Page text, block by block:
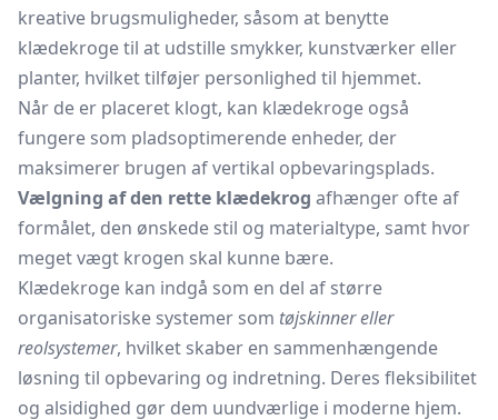
kreative brugsmuligheder, såsom at benytte
klædekroge til at udstille smykker, kunstværker eller
planter, hvilket tilføjer personlighed til hjemmet.
Når de er placeret klogt, kan klædekroge også
fungere som pladsoptimerende enheder, der
maksimerer brugen af vertikal opbevaringsplads.
Vælgning af den rette klædekrog afhænger ofte af
formålet, den ønskede stil og materialtype, samt hvor
meget vægt krogen skal kunne bære.
Klædekroge kan indgå som en del af større
organisatoriske systemer som tøjskinner eller
reolsystemer, hvilket skaber en sammenhængende
løsning til opbevaring og indretning. Deres fleksibilitet
og alsidighed gør dem uundværlige i moderne hjem.